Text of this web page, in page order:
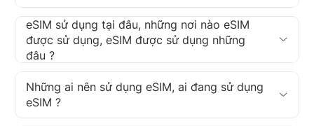
eSIM sử dụng tại đâu, những nơi nào eSIM
được sử dụng, eSIM được sử dụng những
đâu ?
Những ai nên sử dụng eSIM, ai đang sử dụng
eSIM ?